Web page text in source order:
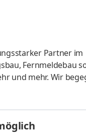
Partner im
Fernmeldebau
arbeitest Du